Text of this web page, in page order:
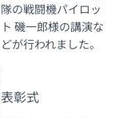
隊の戦闘機パイロッ
ト 磯一郎様の講演な
どが行われました。
表彰式